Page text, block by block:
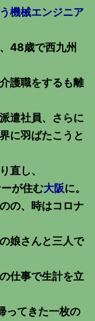
機械エンジニア
48歳で西九州
護職をするも離
遣社員、さらに
に羽ばたこうと
直し、
が住む大阪に。
の、時はコロナ
娘さんと三人で
仕事で生計を立
ってきた一枚の